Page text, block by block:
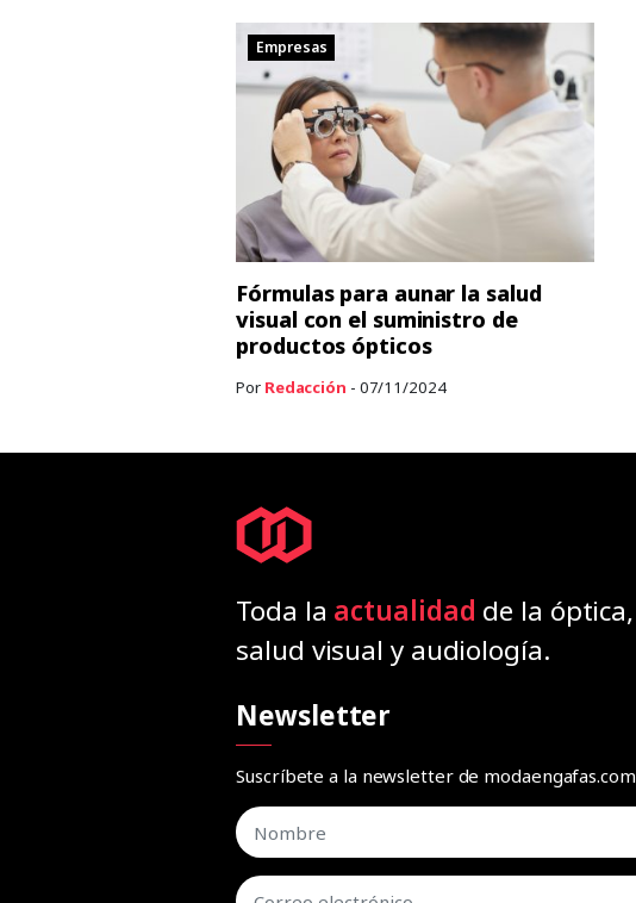
Empresas
Fórmulas para aunar la salud
visual con el suministro de
productos ópticos
Por Redacción - 07/11/2024
Toda la actualidad de la óptica,
salud visual y audiología.
Newsletter
Suscríbete a la newsletter de modaengafas.com